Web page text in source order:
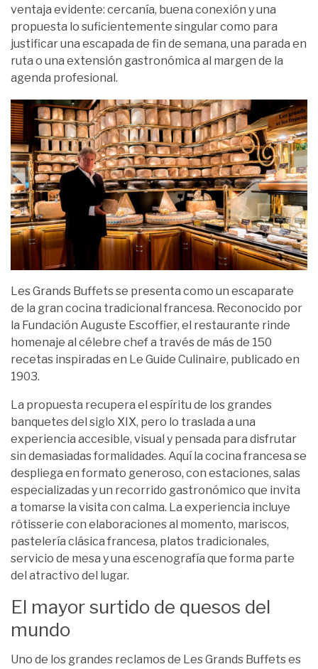
ventaja evidente: cercanía, buena conexión y una
propuesta lo suficientemente singular como para
justificar una escapada de fin de semana, una parada en
ruta o una extensión gastronómica al margen de la
agenda profesional.
Les Grands Buffets se presenta como un escaparate
de la gran cocina tradicional francesa. Reconocido por
la Fundación Auguste Escoffier, el restaurante rinde
homenaje al célebre chef a través de más de 150
recetas inspiradas en Le Guide Culinaire, publicado en
1903.
La propuesta recupera el espíritu de los grandes
banquetes del siglo XIX, pero lo traslada a una
experiencia accesible, visual y pensada para disfrutar
sin demasiadas formalidades. Aquí la cocina francesa se
despliega en formato generoso, con estaciones, salas
especializadas y un recorrido gastronómico que invita
a tomarse la visita con calma. La experiencia incluye
rôtisserie con elaboraciones al momento, mariscos,
pastelería clásica francesa, platos tradicionales,
servicio de mesa y una escenografía que forma parte
del atractivo del lugar.
El mayor surtido de quesos del
mundo
Uno de los grandes reclamos de Les Grands Buffets es